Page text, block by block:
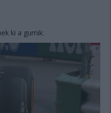
ki a gumik: